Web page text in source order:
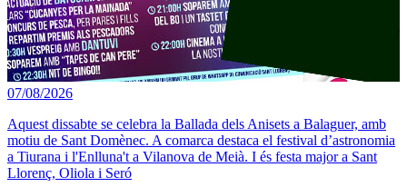
07/08/2026
Aquest dissabte se celebra la Ballada dels Anisets a Balaguer, amb
motiu de Sant Domènec. A comarca destaca el festival d’astronomia
a Tiurana i l'Enlluna't a Vilanova de Meià. I és festa major a Sant
Llorenç, Oliola i Seró